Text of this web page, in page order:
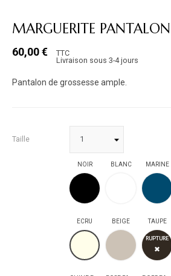
MARGUERITE PANTALON
60,00 €
TTC
Livraison sous 3-4 jours
Pantalon de grossesse ample.
Taille
NOIR
NOIR
BLANC MARINE
MARINE
ECRU
ECRU
BEIGE
BEIGE
TAUPE
RUPTURE
✖
TAUPE